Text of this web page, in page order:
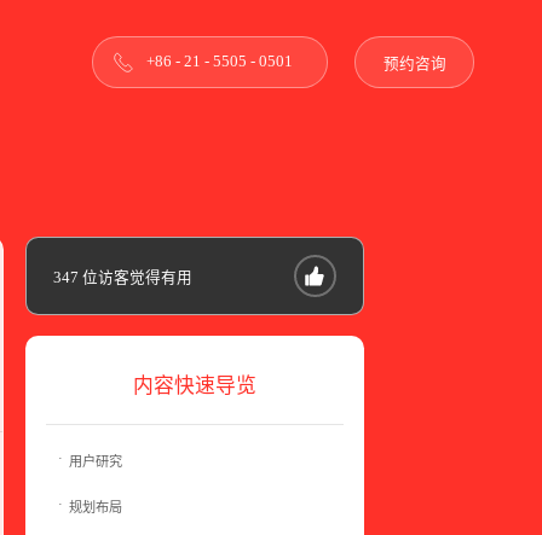
+86 - 21 - 5505 - 0501 预约咨询
347 位访客觉得有用
内容快速导览
用户研究
规划布局